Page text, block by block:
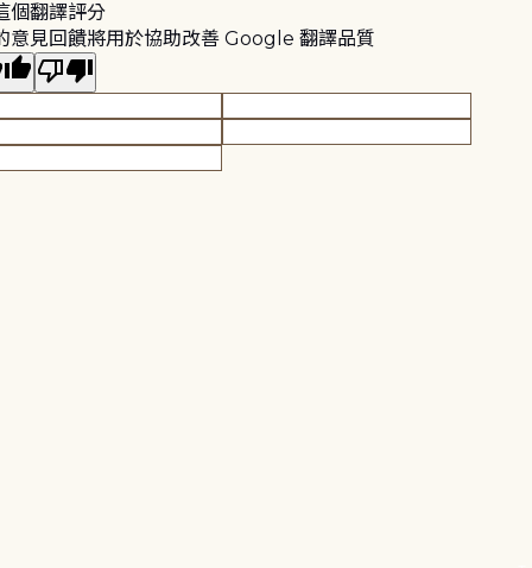
個翻譯評分
意見回饋將用於協助改善 Google 翻譯品質